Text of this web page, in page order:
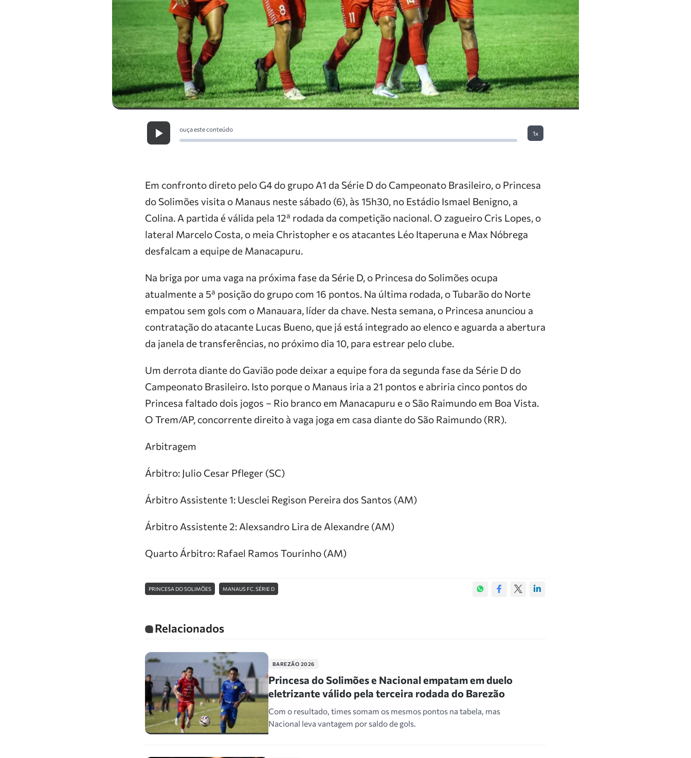
ouça este conteúdo
1x
Em confronto direto pelo G4 do grupo A1 da Série D do Campeonato Brasileiro, o Princesa
do Solimões visita o Manaus neste sábado (6), às 15h30, no Estádio Ismael Benigno, a
Colina. A partida é válida pela 12ª rodada da competição nacional. O zagueiro Cris Lopes, o
lateral Marcelo Costa, o meia Christopher e os atacantes Léo Itaperuna e Max Nóbrega
desfalcam a equipe de Manacapuru.
Na briga por uma vaga na próxima fase da Série D, o Princesa do Solimões ocupa
atualmente a 5ª posição do grupo com 16 pontos. Na última rodada, o Tubarão do Norte
empatou sem gols com o Manauara, líder da chave. Nesta semana, o Princesa anunciou a
contratação do atacante Lucas Bueno, que já está integrado ao elenco e aguarda a abertura
da janela de transferências, no próximo dia 10, para estrear pelo clube.
Um derrota diante do Gavião pode deixar a equipe fora da segunda fase da Série D do
Campeonato Brasileiro. Isto porque o Manaus iria a 21 pontos e abriria cinco pontos do
Princesa faltado dois jogos – Rio branco em Manacapuru e o São Raimundo em Boa Vista.
O Trem/AP, concorrente direito à vaga joga em casa diante do São Raimundo (RR).
Arbitragem
Árbitro: Julio Cesar Pfleger (SC)
Árbitro Assistente 1: Uesclei Regison Pereira dos Santos (AM)
Árbitro Assistente 2: Alexsandro Lira de Alexandre (AM)
Quarto Árbitro: Rafael Ramos Tourinho (AM)
PRINCESA DO SOLIMÕES MANAUS FC. SÉRIE D
Relacionados
BAREZÃO 2026
Princesa do Solimões e Nacional empatam em duelo
eletrizante válido pela terceira rodada do Barezão
Com o resultado, times somam os mesmos pontos na tabela, mas
Nacional leva vantagem por saldo de gols.